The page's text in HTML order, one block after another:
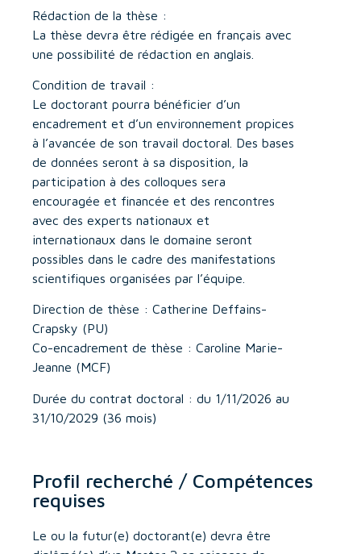
Rédaction de la thèse :
La thèse devra être rédigée en français avec
une possibilité de rédaction en anglais.
Condition de travail :
Le doctorant pourra bénéficier d’un
encadrement et d’un environnement propices
à l’avancée de son travail doctoral. Des bases
de données seront à sa disposition, la
participation à des colloques sera
encouragée et financée et des rencontres
avec des experts nationaux et
internationaux dans le domaine seront
possibles dans le cadre des manifestations
scientifiques organisées par l’équipe.
Direction de thèse : Catherine Deffains-
Crapsky (PU)
Co-encadrement de thèse : Caroline Marie-
Jeanne (MCF)
Durée du contrat doctoral : du 1/11/2026 au
31/10/2029 (36 mois)
Profil recherché / Compétences
requises
Le ou la futur(e) doctorant(e) devra être